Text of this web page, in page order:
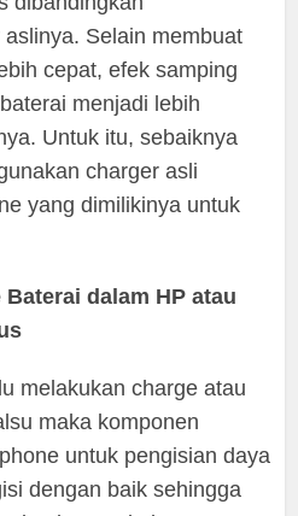
Selain membuat
cepat, efek samping
menjadi lebih
Untuk itu, sebaiknya
charger asli
yang dimilikinya untuk
dalam HP atau
melakukan charge atau
maka komponen
untuk pengisian daya
dengan baik sehingga